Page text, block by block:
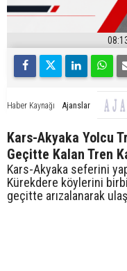
Haber Kaynağı Ajanslar
Kars-Akyaka Yolcu
Geçitte Kalan Tren
Kars-Akyaka seferini
Kürekdere köylerini
geçitte arızalanarak